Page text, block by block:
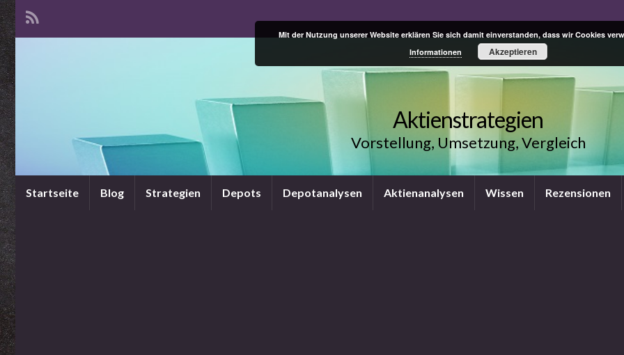
Aktienstrategien
Vorstellung, Umsetzung, Vergleich
Startseite Blog Strategien Depots Depotanalysen Aktienanalysen Wissen Rezensionen
Mit der Nutzung unserer Website erklären Sie sich damit einverstanden, dass wir Cookies
Informationen
Akzeptieren